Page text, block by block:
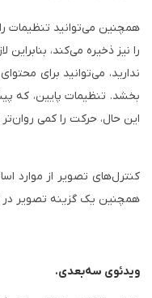
را نیز ذخیره می‌کند،
ندارید، می‌توانید برای
بخشد. تنظیمات پایین، که
این حال، حرکت را کمی
کنترل‌های تصویر از موارد
همچنین یک گزینه تصویر در
ویدئوی سه‌بعدی.